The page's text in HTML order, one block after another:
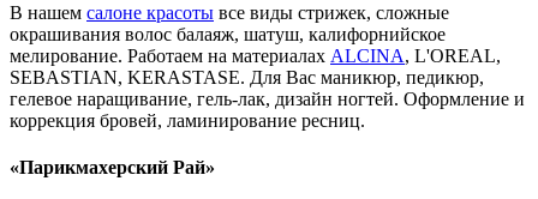
В нашем салоне красоты все виды стрижек, сложные
окрашивания волос балаяж, шатуш, калифорнийское
мелирование. Работаем на материалах ALCINA, L'OREAL,
SEBASTIAN, KERASTASE. Для Вас маникюр, педикюр,
гелевое наращивание, гель-лак, дизайн ногтей. Оформление и
коррекция бровей, ламинирование ресниц.
«Парикмахерский Рай»